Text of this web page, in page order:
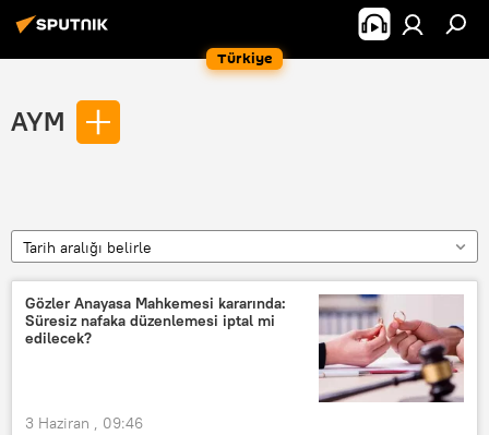
Türkiye
AYM
Tarih aralığı belirle
Gözler Anayasa Mahkemesi kararında:
Süresiz nafaka düzenlemesi iptal mi
edilecek?
3 Haziran , 09:46